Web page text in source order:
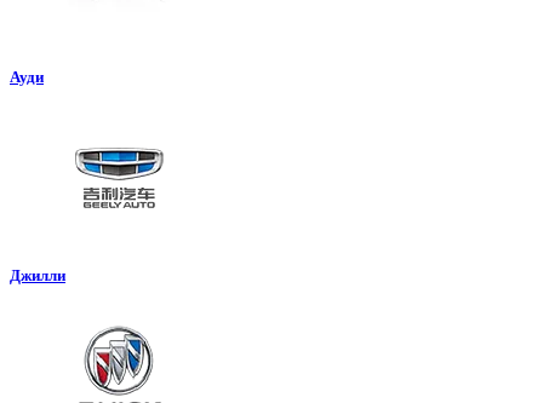
Ауди
Джилли